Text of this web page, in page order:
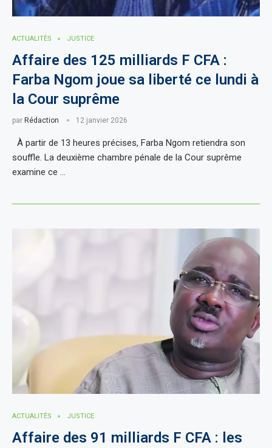
ACTUALITÈS JUSTICE
Affaire des 125 milliards F CFA :
Farba Ngom joue sa liberté ce lundi à
la Cour suprême
par Rédaction 12 janvier 2026
À partir de 13 heures précises, Farba Ngom retiendra son
souffle. La deuxième chambre pénale de la Cour suprême
examine ce …
ACTUALITÈS JUSTICE
Affaire des 91 milliards F CFA : les